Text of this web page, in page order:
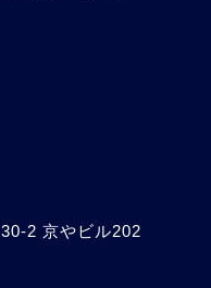
2 京やビル202